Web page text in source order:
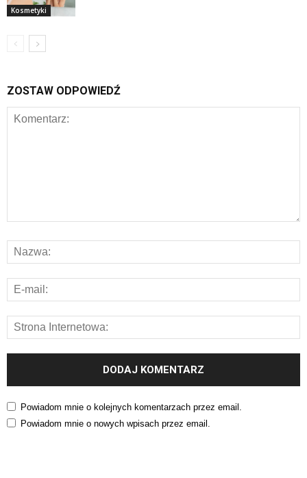
Kosmetyki
ZOSTAW ODPOWIEDŹ
Powiadom mnie o kolejnych komentarzach przez email.
Powiadom mnie o nowych wpisach przez email.